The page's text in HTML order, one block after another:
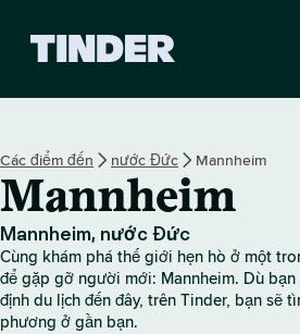
c
h
ủ
T
i
n
d
Các điểm đến nước Đức Mannheim
Mannheim
Mannheim, nước Đức
Cùng khám phá thế giới hẹn hò ở một
để gặp gỡ người mới: Mannheim. Dù
định du lịch đến đây, trên Tinder, bạn sẽ
phương ở gần bạn.